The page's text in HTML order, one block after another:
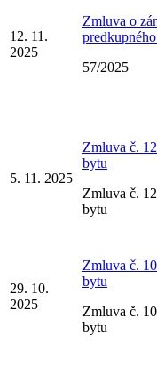
12. 11.
2025
Zmluva o
57/2025
5. 11. 2025
Zmluva č.
bytu
Zmluva č.
bytu
29. 10.
2025
Zmluva č.
bytu
Zmluva č.
bytu